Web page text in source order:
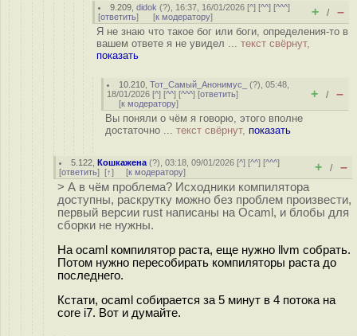
9.209 ,didok (?), 16:37, 16/01/2026 [^] [^^] [^^^]
[ответить] [к модератору] + / –
Я не знаю что такое бог или боги, определения-то в
вашем ответе я не увидел ... текст свёрнут,
показать
10.210 ,Тот_Самый_Анонимус_ (?), 05:48,
18/01/2026 [^] [^^] [^^^] [ответить]
[к модератору]
+ / –
Вы поняли о чём я говорю, этого вполне
достаточно ... текст свёрнут, показать
5.122 ,Кошкажена (?), 03:18, 09/01/2026 [^] [^^] [^^^]
[ответить] [↑] [к модератору] + / –
> А в чём проблема? Исходники компилятора
доступны, раскрутку можно без проблем произвести,
первый версии rust написаны на Ocaml, и блобы для
сборки не нужны.
На ocaml компилятор раста, еще нужно llvm собрать.
Потом нужно пересобирать компиляторы раста до
последнего.
Кстати, ocaml собирается за 5 минут в 4 потока на
core i7. Вот и думайте.